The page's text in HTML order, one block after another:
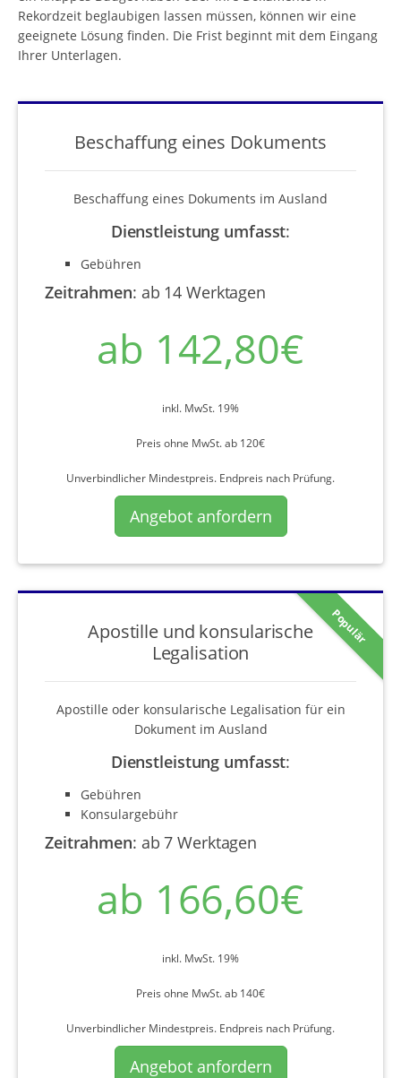
Rekordzeit beglaubigen lassen müssen, können wir eine
geeignete Lösung finden. Die Frist beginnt mit dem Eingang
Ihrer Unterlagen.
Beschaffung eines Dokuments
Beschaffung eines Dokuments im Ausland
Dienstleistung umfasst:
Gebühren
Zeitrahmen: ab 14 Werktagen
ab 142,80€
inkl. MwSt. 19%
Preis ohne MwSt. ab 120€
Unverbindlicher Mindestpreis. Endpreis nach Prüfung.
Angebot anfordern
Populär
Apostille und konsularische
Legalisation
Apostille oder konsularische Legalisation für ein
Dokument im Ausland
Dienstleistung umfasst:
Gebühren
Konsulargebühr
Zeitrahmen: ab 7 Werktagen
ab 166,60€
inkl. MwSt. 19%
Preis ohne MwSt. ab 140€
Unverbindlicher Mindestpreis. Endpreis nach Prüfung.
Angebot anfordern